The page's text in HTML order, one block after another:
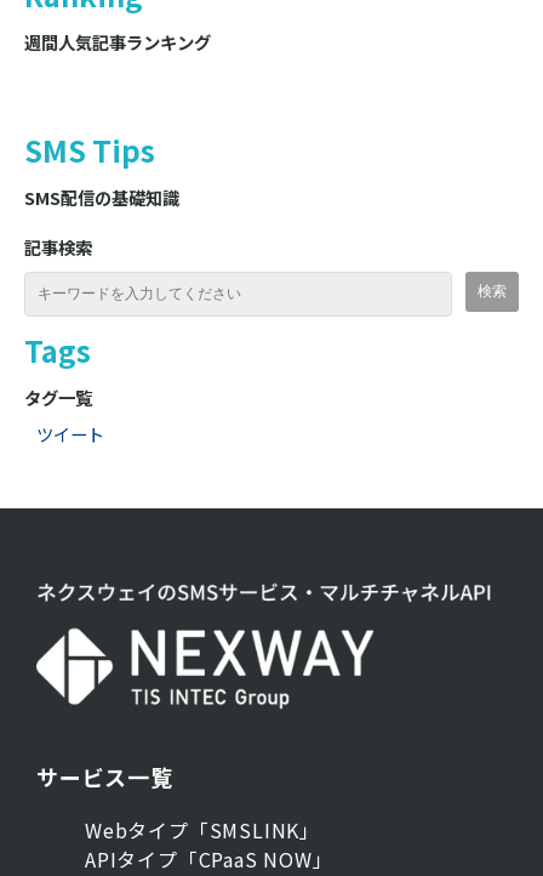
週間人気記事ランキング
SMS Tips
SMS配信の基礎知識
記事検索
Tags
タグ一覧
ツイート
サービス一覧
Webタイプ「SMSLINK」
APIタイプ「CPaaS NOW」